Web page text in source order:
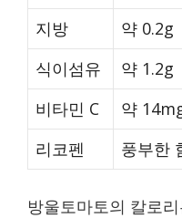
지방
약 0.2g
식이섬유
약 1.2g
비타민 C
약
리코펜
풍부한
방울토마토의 칼로